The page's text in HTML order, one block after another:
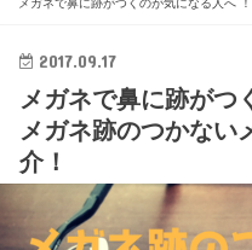
メガネで鼻に跡がつくのが気になる人へ
2017.09.17
メガネで鼻に跡が
メガネ跡のつかない
介！